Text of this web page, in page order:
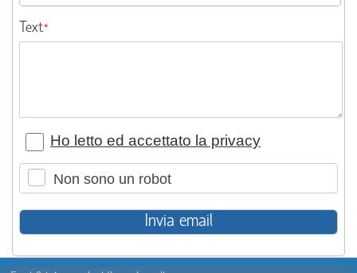
Text*
Ho letto ed accettato la privacy
Non sono un robot